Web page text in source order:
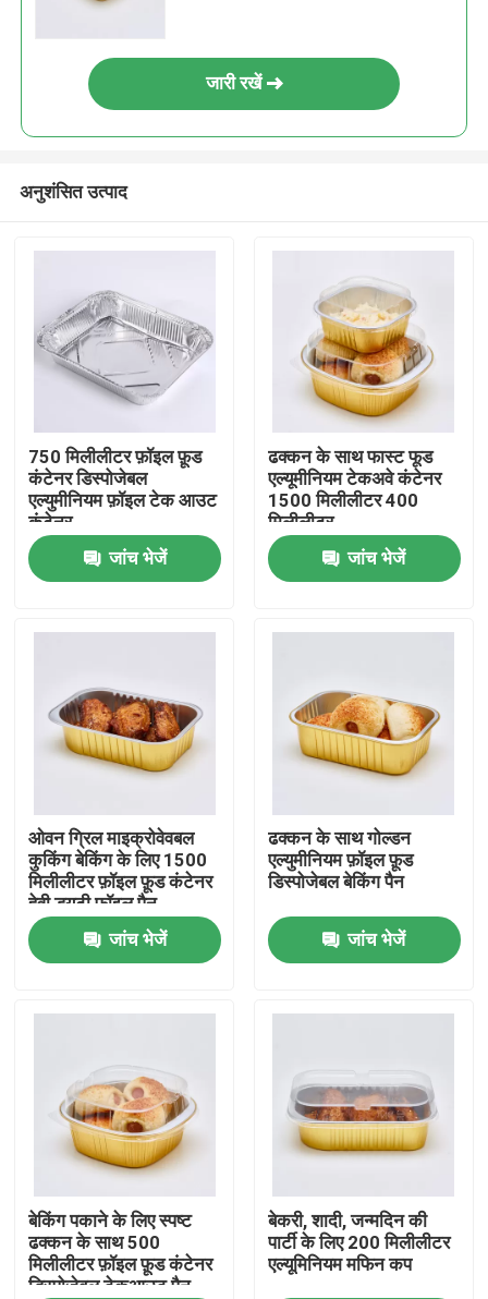
उत्पादों
हमारे बारे में
कारखाना भ्रमण
गुणवत्ता नियंत्रण
संपर्क करें
समाचार
मामलों
प्लास्टिक डिस्पोजेबल कप
जारी रखें
अनुशंसित उत्पाद
750 मिलीलीटर फ़ॉइल फ़ूड
कंटेनर डिस्पोजेबल
एल्युमीनियम फ़ॉइल टेक आउट
कंटेनर
जांच भेजें
ढक्कन के साथ फास्ट फूड
एल्यूमीनियम टेकअवे कंटेनर
1500 मिलीलीटर 400
मिलीलीटर
जांच भेजें
ओवन ग्रिल माइक्रोवेवबल
कुकिंग बेकिंग के लिए 1500
मिलीलीटर फ़ॉइल फ़ूड कंटेनर
हेवी ड्यूटी फ़ॉइल पैन
जांच भेजें
ढक्कन के साथ गोल्डन
एल्युमीनियम फ़ॉइल फ़ूड
डिस्पोजेबल बेकिंग पैन
जांच भेजें
बेकिंग पकाने के लिए स्पष्ट
ढक्कन के साथ 500
मिलीलीटर फ़ॉइल फ़ूड कंटेनर
डिस्पोजेबल टेकआउट पैन
बेकरी, शादी, जन्मदिन की
पार्टी के लिए 200 मिलीलीटर
एल्यूमिनियम मफिन कप